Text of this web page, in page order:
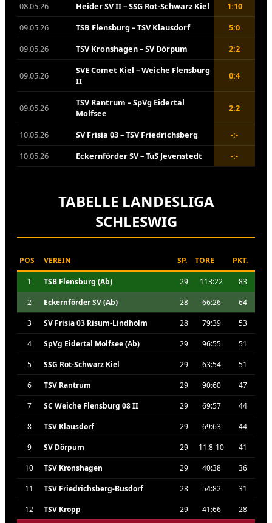
08.05.26
Heider SV II – SSG Rot-Schwarz Kiel
1:10
09.05.26
TSB Flensburg – TSV Klausdorf
5:0
09.05.26
TSV Kronshagen – SV Dörpum 2:2
09.05.26
SVE Comet Kiel – Weiche Flensburg
II
0:4
09.05.26
TSV Rantrum – SpVg Eidertal
Molfsee
2:2
10.05.26 SV Frisia 03 – TSV Friedrichsberg
-:-
10.05.26
Eckernförder SV – TuS Jevenstedt -:-
TABELLE LANDESLIGA
SCHLESWIG
POS VEREIN SP. TORE PKT.
1 TSB Flensburg (Ab) 29 113:22
83
2
Eckernförder SV (Ab) 28 66:26
64
3
SV Frisia 03 Risum-Lindholm 28 79:39
53
4
SpVg Eidertal Molfsee (Ab) 29 96:55
51
5
SSG Rot-Schwarz Kiel 29 63:54
51
6
TSV Rantrum 29 90:60
47
7
SC Weiche Flensburg 08 II 29 69:57
44
8
TSV Klausdorf 29 69:63
44
9
SV Dörpum 29 11:8-10
41
10
TSV Kronshagen 29 40:38
36
11
TSV Friedrichsberg-Busdorf 28 54:82
31
12
TSV Kropp 29 41:66
28